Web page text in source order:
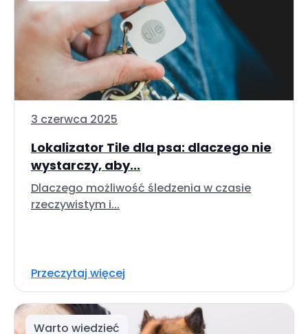
3 czerwca 2025
Lokalizator Tile dla psa: dlaczego nie
wystarczy, aby...
Dlaczego możliwość śledzenia w czasie
rzeczywistym i...
Przeczytaj więcej
Warto wiedzieć